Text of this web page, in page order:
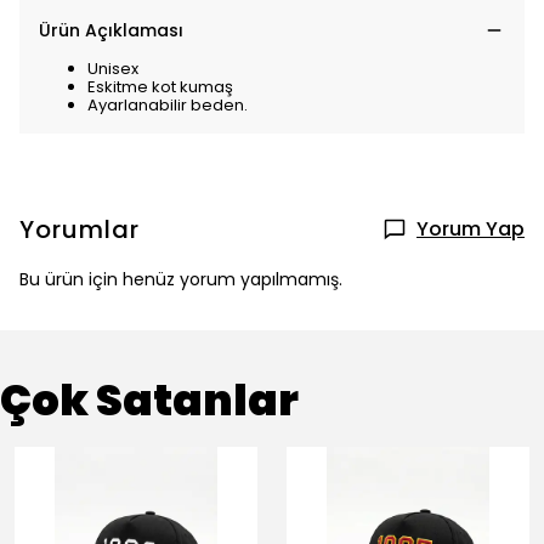
Ürün Açıklaması
Unisex
Eskitme kot kumaş
Ayarlanabilir beden.
Yorumlar Yorum Yap
Bu ürün için henüz yorum yapılmamış.
Çok Satanlar